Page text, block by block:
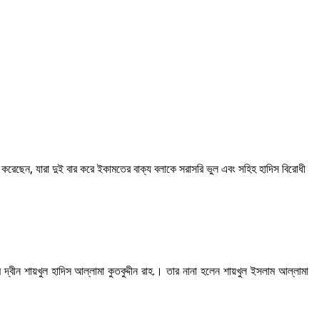
যারা দুই বার করে ইকামতের বাক্য বলাকে সরাসরি ভুল এবং সহিহ হাদিস বিরোধী
শায়খুল হাদিস আল্লামা কুতবুদ্দীন রাহ.। তার নানা হলেন শায়খুল ইসলাম আল্লামা